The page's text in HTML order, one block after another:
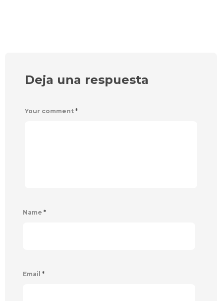
Deja una respuesta
Your comment *
Name *
Email *